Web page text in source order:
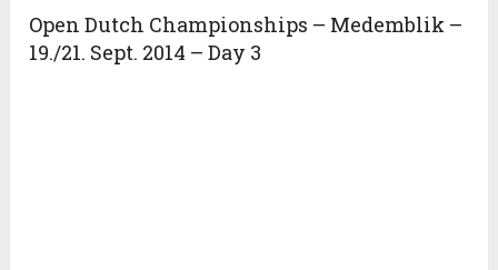
Open Dutch Championships – Medemblik –
19./21. Sept. 2014 – Day 3